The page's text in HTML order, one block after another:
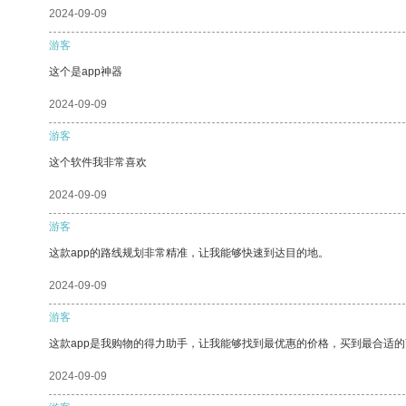
2024-09-09
游客
这个是app神器
2024-09-09
游客
这个软件我非常喜欢
2024-09-09
游客
这款app的路线规划非常精准，让我能够快速到达目的地。
2024-09-09
游客
这款app是我购物的得力助手，让我能够找到最优惠的价格，买到最合适
2024-09-09